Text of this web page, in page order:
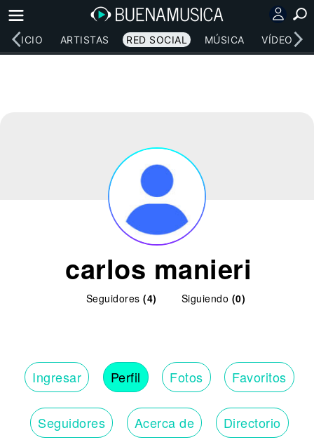
INICIO ARTISTAS RED SOCIAL MÚSICA VÍDEOS
carlos manieri
Seguidores (4) Siguiendo (0)
Ingresar Perfil Fotos Favoritos
Seguidores Acerca de Directorio